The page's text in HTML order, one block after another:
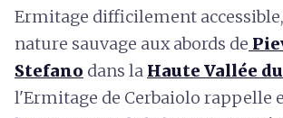
Ermitage difficilement
nature sauvage aux abords de
Stefano dans la Haute Vallée
l'Ermitage de Cerbaiolo rappelle